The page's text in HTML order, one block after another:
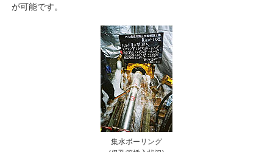
が可能です。
集水ボーリング